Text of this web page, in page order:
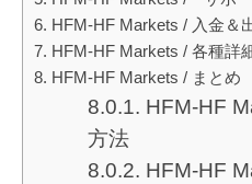
HFM-HF Markets / 入金＆
HFM-HF Markets / 各種詳
HFM-HF Markets / まとめ
HFM-HF
方法
HFM-HF